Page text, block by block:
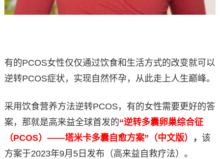
有的PCOS女性仅仅通过饮食和生活方式的改变就可以
逆转PCOS症状，实现自然怀孕，从此走上人生巅峰。
采用饮食营养方法逆转PCOS，有的女性需要更好的答
案，那就是高来益全球首发的“逆转多囊卵巢综合征
（PCOS）——塔米卡多囊自愈方案”（中文版）
， 该
方案于2023年9月5日发布（高来益自救疗法）。